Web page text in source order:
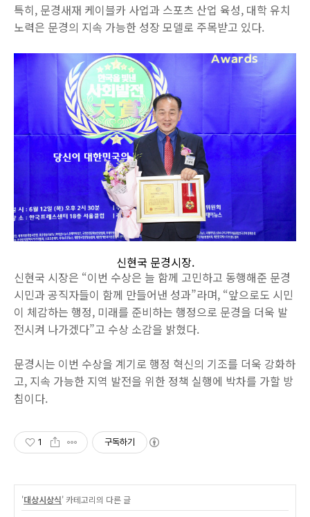
특히, 문경새재 케이블카 사업과 스포츠 산업 육성, 대학 유치
노력은 문경의 지속 가능한 성장 모델로 주목받고 있다.
신현국 문경시장.
신현국 시장은 “이번 수상은 늘 함께 고민하고 동행해준 문경
시민과 공직자들이 함께 만들어낸 성과”라며, “앞으로도 시민
이 체감하는 행정, 미래를 준비하는 행정으로 문경을 더욱 발
전시켜 나가겠다”고 수상 소감을 밝혔다.
문경시는 이번 수상을 계기로 행정 혁신의 기조를 더욱 강화하
고, 지속 가능한 지역 발전을 위한 정책 실행에 박차를 가할 방
침이다.
1 구독하기
'대상시상식' 카테고리의 다른 글